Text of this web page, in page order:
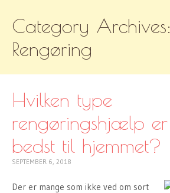
CONTENT
Category Archives:
Rengøring
Hvilken type
rengøringshjælp er
bedst til hjemmet?
SEPTEMBER 6, 2018
Der er mange som ikke ved om sort